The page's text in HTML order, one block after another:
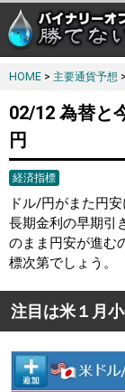
HOME > 主要通貨予想
02/12 為替と
円
経済指標
ドル/円がまた円
長期金利の早期引
のまま円安が進む
標次第でしょう。
注目は米１月